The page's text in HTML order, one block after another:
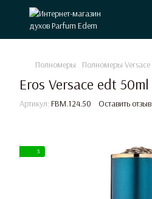
Полномеры Полномеры Versace
Eros Versace edt 50ml
Артикул: FBM.124.50 Оставить отзыв
3